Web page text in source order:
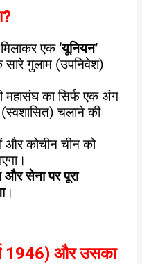
?
एक ‘यूनियन’
सारे गुलाम (उपनिवेश)
महासंघ का सिर्फ एक अंग
चलाने की
और कोचीन चीन को
और सेना पर पूरा
।
1946) और उसका